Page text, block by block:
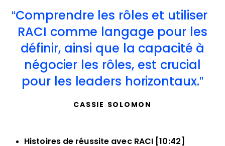
Comprendre les rôles et utiliser
RACI comme langage pour les
définir, ainsi que la capacité à
négocier les rôles, est crucial
pour les leaders horizontaux.
CASSIE SOLOMON
Histoires de réussite avec RACI [10:42]